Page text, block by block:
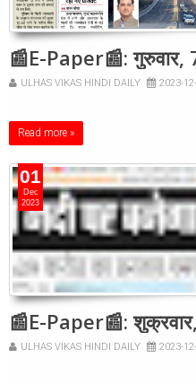
📰E-Paper📰:
ULHAS VIKAS HINDI DAILY 2023-
Read more »
01
Dec
2023
📰E-Paper📰:
ULHAS VIKAS HINDI DAILY 2023-